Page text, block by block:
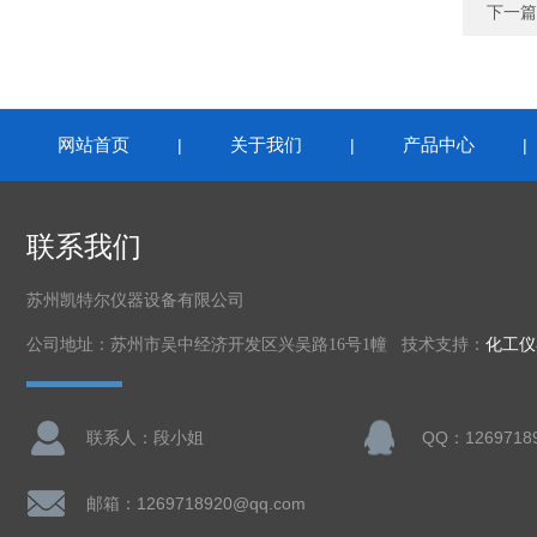
下一
网站首页 | 关于我们 | 产品中心
联系我们
苏州凯特尔仪器设备有限公司
公司地址：苏州市吴中经济开发区兴吴路16号1幢 技术支持： 化工
联系人：段小姐 QQ：
邮箱：1269718920@qq.com